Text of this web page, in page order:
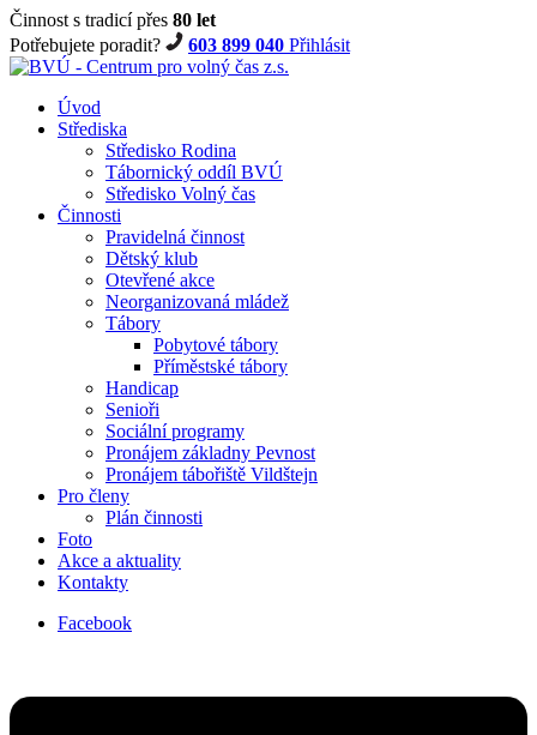
Činnost s tradicí přes 80 let
Potřebujete poradit?
603 899 040 Přihlásit
Úvod
Střediska
Středisko Rodina
Tábornický oddíl BVÚ
Středisko Volný čas
Činnosti
Pravidelná činnost
Dětský klub
Otevřené akce
Neorganizovaná mládež
Tábory
Pobytové tábory
Příměstské tábory
Handicap
Senioři
Sociální programy
Pronájem základny Pevnost
Pronájem tábořiště Vildštejn
Pro členy
Plán činnosti
Foto
Akce a aktuality
Kontakty
Facebook